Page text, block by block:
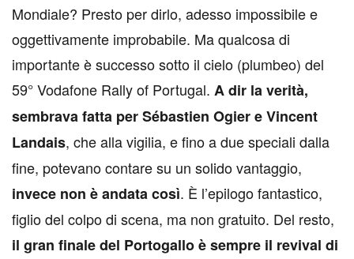
Mondiale? Presto per dirlo, adesso impossibile e
oggettivamente improbabile. Ma qualcosa di
importante è successo sotto il cielo (plumbeo) del
59° Vodafone Rally of Portugal. A dir la verità,
sembrava fatta per Sébastien Ogier e Vincent
Landais, che alla vigilia, e fino a due speciali dalla
fine, potevano contare su un solido vantaggio,
invece non è andata così. È l’epilogo fantastico,
figlio del colpo di scena, ma non gratuito. Del resto,
il gran finale del Portogallo è sempre il revival di